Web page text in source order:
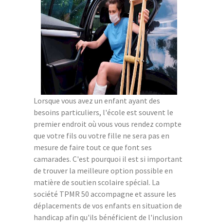
Lorsque vous avez un enfant ayant des
besoins particuliers, l'école est souvent le
premier endroit où vous vous rendez compte
que votre fils ou votre fille ne sera pas en
mesure de faire tout ce que font ses
camarades. C'est pourquoi il est si important
de trouver la meilleure option possible en
matière de soutien scolaire spécial. La
société TPMR 50 accompagne et assure les
déplacements de vos enfants en situation de
handicap afin qu'ils bénéficient de l'inclusion